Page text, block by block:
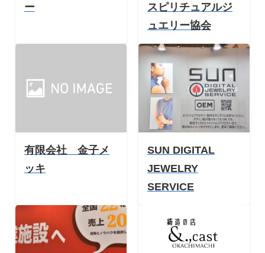
ー
スピリチュアルジ
ュエリー協会
有限会社 金子メ
ッキ
SUN DIGITAL
JEWELRY
SERVICE